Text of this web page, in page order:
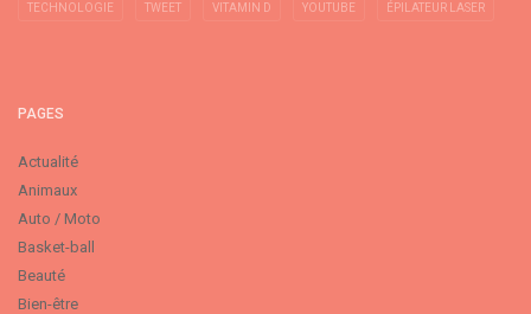
TECHNOLOGIE TWEET VITAMIN D YOUTUBE ÉPILATEUR LASER
PAGES
Actualité
Animaux
Auto / Moto
Basket-ball
Beauté
Bien-être